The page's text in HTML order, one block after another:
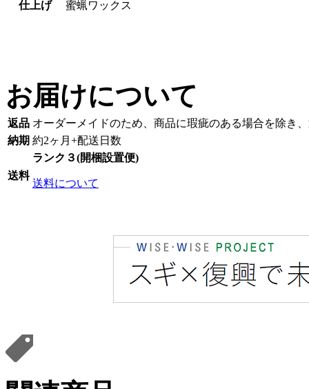
仕上げ 蜜蝋ワックス
お届けについて
返品 オーダーメイドのため、商品に瑕疵のある場合を除き
納期 約2ヶ月+配送日数
送料
ランク３(開梱設置便)
送料について